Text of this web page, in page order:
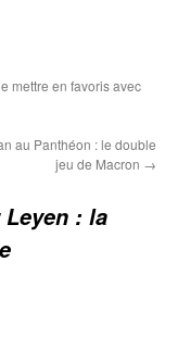
mettre en favoris avec
au Panthéon : le double
jeu de Macron →
: la